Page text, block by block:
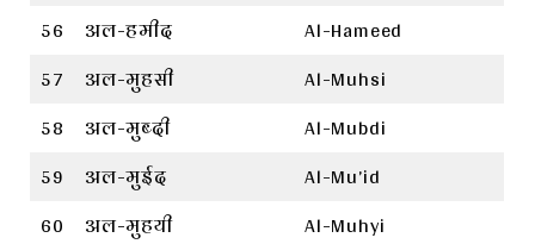
56
अल-हमीद
Al-Hameed
57
अल-मुहसी
Al-Muhsi
58
अल-मुब्दी
Al-Mubdi
59
अल-मुईद
Al-Mu’id
60
अल-मुहयी
Al-Muhyi